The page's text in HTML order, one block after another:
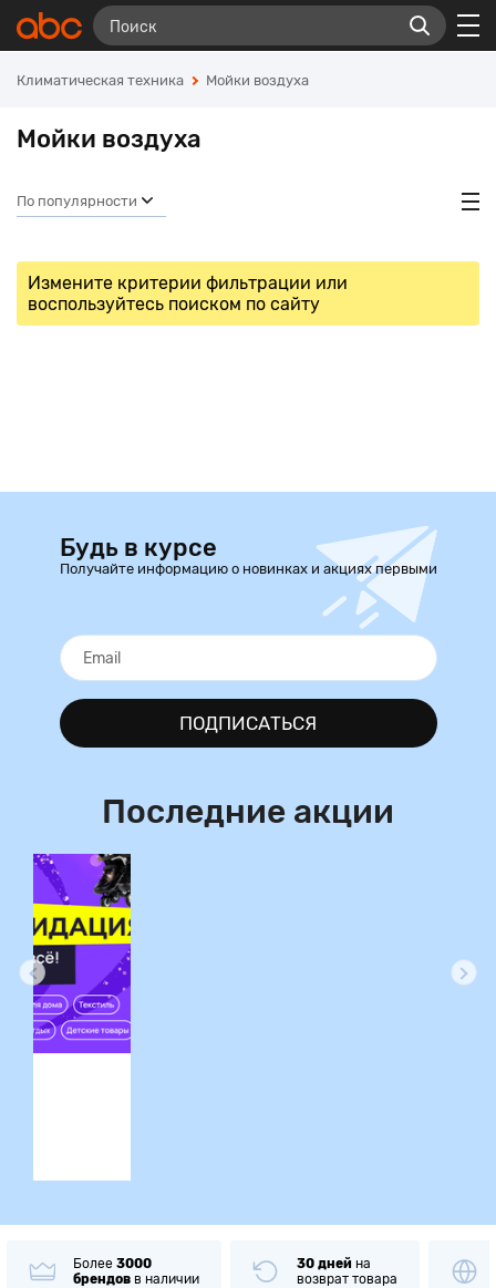
Климатическая техника Мойки воздуха
Мойки воздуха
По популярности
Измените критерии фильтрации или
воспользуйтесь поиском по сайту
Будь в курсе
Получайте информацию о новинках и акциях первыми
ПОДПИСАТЬСЯ
Последние акции
Более 3000
брендов в наличии
30 дней на
возврат товара